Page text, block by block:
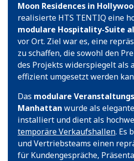
Moon Residences in
realisierte HTS TENTIQ eine
modulare Hospitality-Suite
vor Ort. Ziel war es, eine
zu schaffen, die sowohl den
des Projekts widerspiegelt als
effizient umgesetzt werden
Das modulare
Manhattan wurde als
installiert und dient als
temporäre Verkaufshallen. Es
und Vertriebsteams einen
für Kundengespräche,